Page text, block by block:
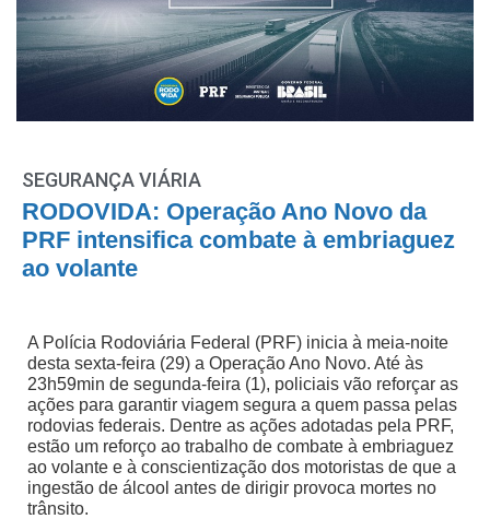
SEGURANÇA VIÁRIA
RODOVIDA: Operação Ano Novo da
PRF intensifica combate à embriaguez
ao volante
A Polícia Rodoviária Federal (PRF) inicia à meia-noite
desta sexta-feira (29) a Operação Ano Novo. Até às
23h59min de segunda-feira (1), policiais vão reforçar as
ações para garantir viagem segura a quem passa pelas
rodovias federais. Dentre as ações adotadas pela PRF,
estão um reforço ao trabalho de combate à embriaguez
ao volante e à conscientização dos motoristas de que a
ingestão de álcool antes de dirigir provoca mortes no
trânsito.